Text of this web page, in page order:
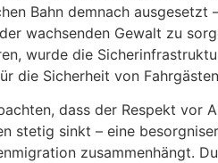
Bahn demnach
wachsenden Gewalt zu
wurde die
die Sicherheit von
dass der Respekt vor
stetig sinkt – eine
zusammenhängt.